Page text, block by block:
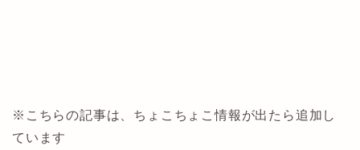
※こちらの記事は、ちょこちょこ情報が出たら追加し
ています